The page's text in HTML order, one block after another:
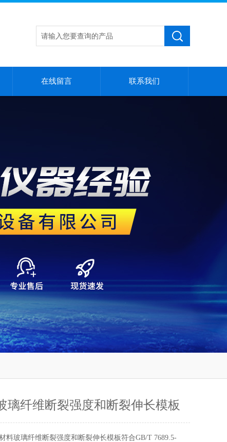
在线留言 联系我们
璃纤维断裂强度和断裂伸长模板
料玻璃纤维断裂强度和断裂伸长模板符合GB/T 7689.5-